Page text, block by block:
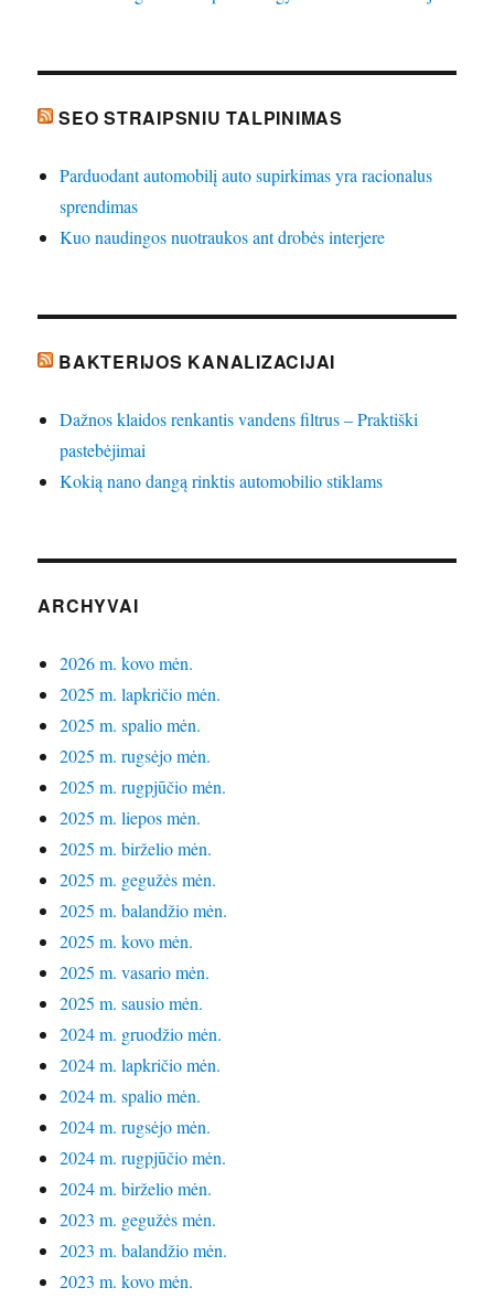
SEO STRAIPSNIU TALPINIMAS
Parduodant automobilį auto supirkimas yra racionalus
sprendimas
Kuo naudingos nuotraukos ant drobės interjere
BAKTERIJOS KANALIZACIJAI
Dažnos klaidos renkantis vandens filtrus – Praktiški
pastebėjimai
Kokią nano dangą rinktis automobilio stiklams
ARCHYVAI
2026 m. kovo mėn.
2025 m. lapkričio mėn.
2025 m. spalio mėn.
2025 m. rugsėjo mėn.
2025 m. rugpjūčio mėn.
2025 m. liepos mėn.
2025 m. birželio mėn.
2025 m. gegužės mėn.
2025 m. balandžio mėn.
2025 m. kovo mėn.
2025 m. vasario mėn.
2025 m. sausio mėn.
2024 m. gruodžio mėn.
2024 m. lapkričio mėn.
2024 m. spalio mėn.
2024 m. rugsėjo mėn.
2024 m. rugpjūčio mėn.
2024 m. birželio mėn.
2023 m. gegužės mėn.
2023 m. balandžio mėn.
2023 m. kovo mėn.